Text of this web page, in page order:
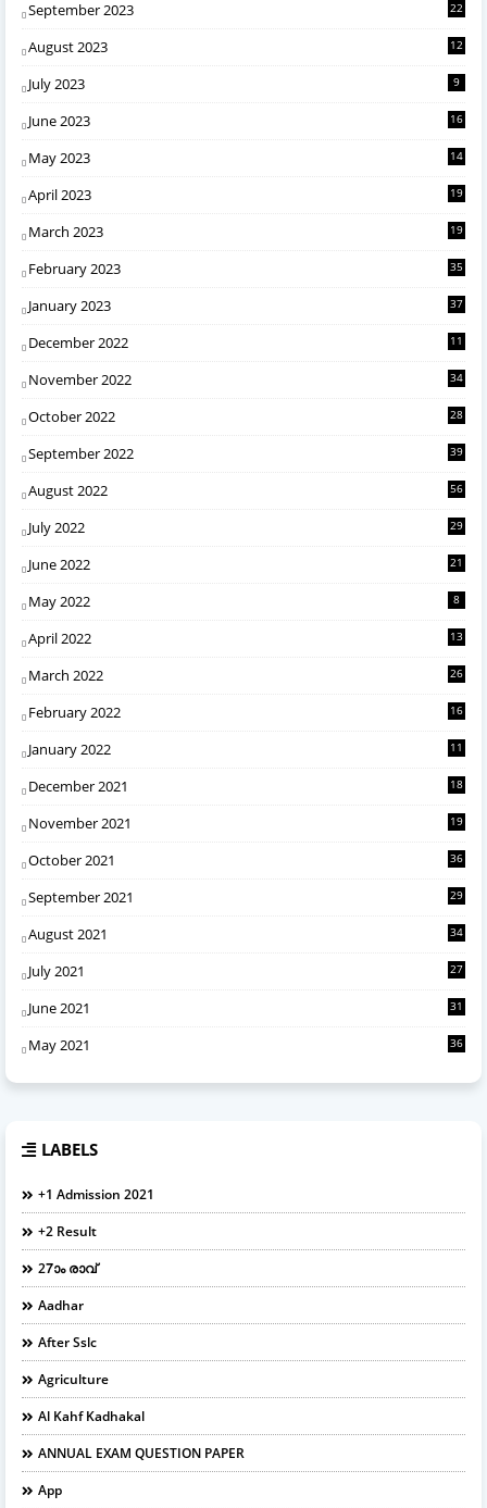
September 2023 22
August 2023 12
July 2023 9
June 2023 16
May 2023 14
April 2023 19
March 2023 19
February 2023 35
January 2023 37
December 2022 11
November 2022 34
October 2022 28
September 2022 39
August 2022 56
July 2022 29
June 2022 21
May 2022 8
April 2022 13
March 2022 26
February 2022 16
January 2022 11
December 2021 18
November 2021 19
October 2021 36
September 2021 29
August 2021 34
July 2021 27
June 2021 31
May 2021 36
LABELS
+1 Admission 2021
+2 Result
27ാം രാവ്
Aadhar
After Sslc
Agriculture
Al Kahf Kadhakal
ANNUAL EXAM QUESTION PAPER
App